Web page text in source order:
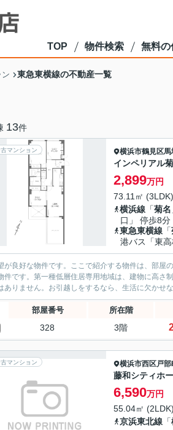
TOP 物件検索 無料の
東急東横線の不動産一覧
13件
マンション 横浜市鶴見区馬
インペリアル
2,899万円
73.11㎡
横浜線 「菊名
口」 停歩8分
東急東横線 「
港バス「東
が良好な物件です。ここで紹介する物件は、部屋
件です。第一種低層住居専用地域は、建物に高さ
ありません。お引越しをするなら、生活に欠かせ
部屋番号 所在階
328 3階
マンション 横浜市西区戸部
藤和シティホ
6,590万円
55.04㎡
京浜東北線 「